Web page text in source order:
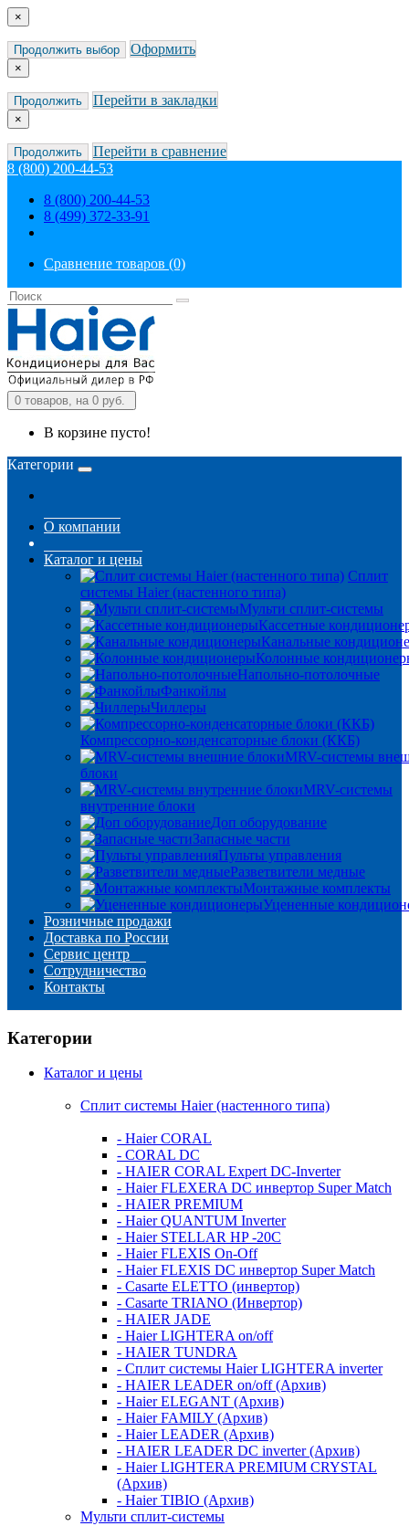
×
Продолжить выбор Оформить
×
Продолжить Перейти в закладки
×
Продолжить
Перейти в сравнение
8 (800) 200-44-53
8 (800) 200-44-53
8 (499) 372-33-91
Сравнение товаров (0)
0 товаров, на 0 руб.
В корзине пусто!
Категории
О компании
Каталог и цены
Сплит
системы Haier (настенного типа)
Мульти сплит-системы
Кассетные
Канальные
Колонные
Напольно-потолочные
Фанкойлы
Чиллеры
Компрессорно-конденсаторные блоки (ККБ)
MRV-системы
блоки
MRV-системы
внутренние блоки
Доп оборудование
Запасные части
Пульты управления
Разветвители медные
Монтажные комплекты
Уцененные
Розничные продажи
Доставка по России
Сервис центр
Сотрудничество
Контакты
Категории
Каталог и цены
Сплит системы Haier (настенного типа)
- Haier CORAL
- CORAL DC
- HAIER CORAL Expert DC-Inverter
- Haier FLEXERA DC инвертор Super Match
- HAIER PREMIUM
- Haier QUANTUM Inverter
- Haier STELLAR HP -20C
- Haier FLEXIS On-Off
- Haier FLEXIS DC инвертор Super Match
- Casarte ELETTO (инвертор)
- Casarte TRIANO (Инвертор)
- HAIER JADE
- Haier LIGHTERA on/off
- HAIER TUNDRA
- Сплит системы Haier LIGHTERA inverter
- HAIER LEADER on/off (Архив)
- Haier ELEGANT (Архив)
- Haier FAMILY (Архив)
- Haier LEADER (Архив)
- HAIER LEADER DC inverter (Архив)
- Haier LIGHTERA PREMIUM CRYSTAL
(Архив)
- Haier TIBIO (Архив)
Мульти сплит-системы